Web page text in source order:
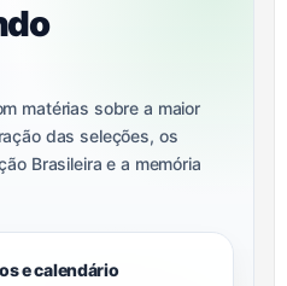
matérias sobre a maior
das seleções, os
Brasileira e a memória
e calendário